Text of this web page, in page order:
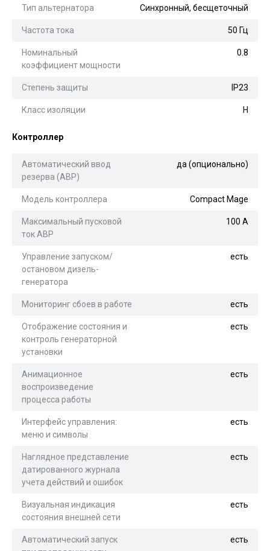
Тип альтернатора Синхронный, бесщеточный
Частота тока 50 Гц
Номинальный
коэффициент мощности
0.8
Степень защиты IP23
Класс изоляции H
Контроллер
Автоматический ввод
резерва (АВР)
да (опционально)
Модель контроллера Сompact Mage
Максимальный пусковой
ток АВР
100 А
Управление запуском/
остановом дизель-
генератора
есть
Мониторинг сбоев в работе есть
Отображение состояния и
контроль генераторной
установки
есть
Анимационное
воспроизведение
процесса работы
есть
Интерфейс управления:
меню и символы
есть
Наглядное представление
датированного журнала
учета действий и ошибок
есть
Визуальная индикация
состояния внешней сети
есть
Автоматический запуск
есть